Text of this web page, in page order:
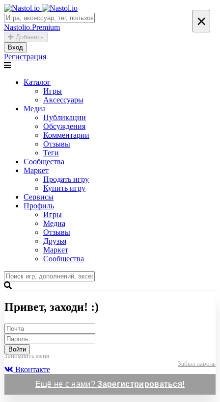
Nastolio.Premium
Добавить
Вход
Регистрация
Каталог
Игры
Аксессуары
Медиа
Публикации
Обсуждения
Комментарии
Отзывы
Теги
Сообщества
Маркет
Продать игру
Купить игру
Сервисы
Профиль
Игры
Медиа
Отзывы
Друзья
Маркет
Сообщества
×
Привет, заходи! :)
Войти
Запомнить меня
Забыл пароль
Вконтакте
Ещё не с нами?Зарегистрироваться!